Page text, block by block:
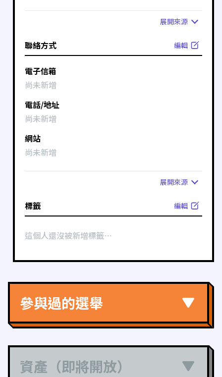
展開來源
聯絡方式 編輯
電子信箱
尚未新增
電話/地址
尚未新增
網站
尚未新增
展開來源
標籤 編輯
這個人還沒被新增標籤⋯
參與過的選舉
資產（即將開放）